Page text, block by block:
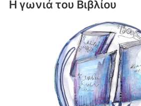
Η γωνιά του Βιβλίου